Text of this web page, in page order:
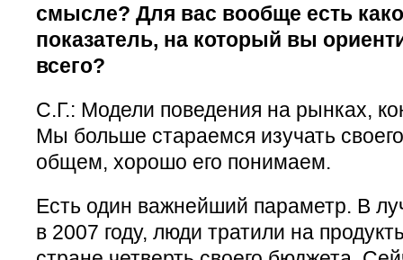
смысле? Для вас вообще есть
показатель, на который вы
всего?
С.Г.: Модели поведения на рынках,
Мы больше стараемся изучать
общем, хорошо его понимаем.
Есть один важнейший параметр. В
в 2007 году, люди тратили на